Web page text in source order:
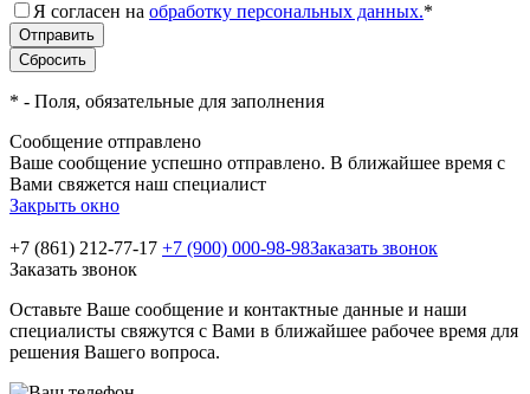
Я согласен на обработку персональных данных.*
* - Поля, обязательные для заполнения
Сообщение отправлено
Ваше сообщение успешно отправлено. В ближайшее время с
Вами свяжется наш специалист
Закрыть окно
+7 (861) 212-77-17 +7 (900) 000-98-98Заказать звонок
Заказать звонок
Оставьте Ваше сообщение и контактные данные и наши
специалисты свяжутся с Вами в ближайшее рабочее время для
решения Вашего вопроса.